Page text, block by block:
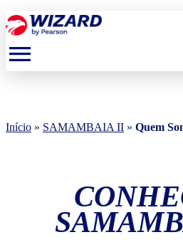
menu
Início » SAMAMBAIA II » Quem